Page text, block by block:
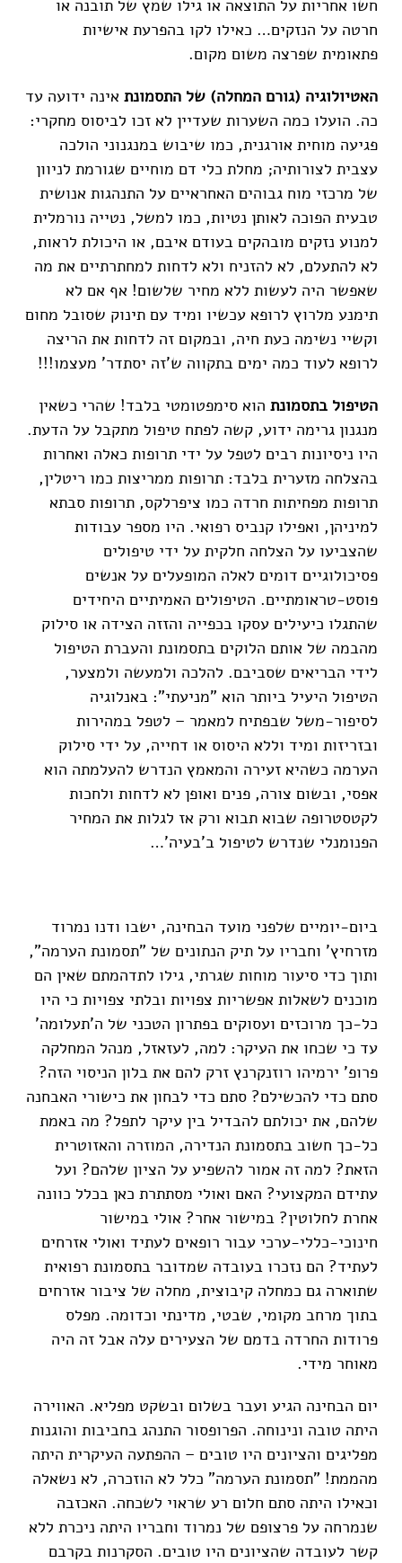
חשו אחריות על התוצאה או גילו שמץ של תובנה או
חרטה על הנזקים… כאילו לקו בהפרעת אישיות
פתאומית שפרצה משום מקום.
האטיולוגיה (גורם המחלה) של התסמונתאינה ידועה עד
כה. הועלו כמה השערות שעדיין לא זכו לביסוס מחקרי:
פגיעה מוחית אורגנית, כמו שיבוש במנגנוני הולכה
עצבית לצורותיה; מחלת כלי דם מוחיים שגורמת לניוון
של מרכזי מוח גבוהים האחראיים על התנהגות אנושית
טבעית הפוכה לאותן נטיות, כמו למשל, נטייה נורמלית
למנוע נזקים מובהקים בעודם איבם, או היכולת לראות,
לא להתעלם, לא להזניח ולא לדחות למחתרתיים את מה
שאפשר היה לעשות ללא מחיר שלשום! אף אם לא
תימנע מלרוץ לרופא עכשיו ומיד עם תינוק שסובל מחום
וקשיי נשימה כעת חיה, ובמקום זה לדחות את הריצה
לרופא לעוד כמה ימים בתקווה ש'זה יסתדר' מעצמו!!!
הטיפול בתסמונת הוא סימפטומטי בלבד! שהרי כשאין
מנגנון גרימה ידוע, קשה לפתח טיפול מתקבל על הדעת.
היו ניסיונות רבים לטפל על ידי תרופות כאלה ואחרות
בהצלחה מזערית בלבד: תרופות ממריצות כמו ריטלין,
תרופות מפחיתות חרדה כמו ציפרלקס, תרופות סבתא
למיניהן, ואפילו קנביס רפואי. היו מספר עבודות
שהצביעו על הצלחה חלקית על ידי טיפולים
פסיכולוגיים דומים לאלה המופעלים על אנשים
פוסט-טראומתיים. הטיפולים האמיתיים היחידים
שהתגלו כיעילים עסקו בכפייה והזזה הצידה או סילוק
מהבמה של אותם הלוקים בתסמונת והעברת הטיפול
לידי הבריאים שסביבם. להלכה ולמעשה ולמצער,
הטיפול היעיל ביותר הוא "מניעתי": באנלוגיה
לסיפור-משל שבפתיח למאמר – לטפל במהירות
ובזריזות ומיד וללא היסוס או דחייה, על ידי סילוק
הערמה כשהיא זעירה והמאמץ הנדרש להעלמתה הוא
אפסי, ובשום צורה, פנים ואופן לא לדחות ולחכות
לקטסטרופה שבוא תבוא ורק אז לגלות את המחיר
הפנומנלי שנדרש לטיפול ב'בעיה'…
ביום-יומיים שלפני מועד הבחינה, ישבו ודנו נמרוד
מזרחיץ' וחבריו על תיק הנתונים של "תסמונת הערמה",
ותוך כדי סיעור מוחות שגרתי, גילו לתדהמתם שאין הם
מוכנים לשאלות אפשריות צפויות ובלתי צפויות כי היו
כל-כך מרוכזים ועסוקים בפתרון הטכני של ה'תעלומה'
עד כי שכחו את העיקר: למה, לעזאזל, מנהל המחלקה
פרופ' ירמיהו רוזנקרנץ זרק להם את בלון הניסוי הזה?
סתם כדי להכשילם? סתם כדי לבחון את כישורי האבחנה
שלהם, את יכולתם להבדיל בין עיקר לתפל? מה באמת
כל-כך חשוב בתסמונת הנדירה, המוזרה והאזוטרית
הזאת? למה זה אמור להשפיע על הציון שלהם? ועל
עתידם המקצועי? האם ואולי מסתתרת כאן בכלל כוונה
אחרת לחלוטין? במישור אחר? אולי במישור
חינוכי-כללי-ערכי עבור רופאים לעתיד ואולי אזרחים
לעתיד? הם נזכרו בעובדה שמדובר בתסמונת רפואית
שתוארה גם כמחלה קיבוצית, מחלה של ציבור אזרחים
בתוך מרחב מקומי, שבטי, מדינתי וכדומה. מפלס
פרודות החרדה בדמם של הצעירים עלה אבל זה היה
מאוחר מידי.
יום הבחינה הגיע ועבר בשלום ובשקט מפליא. האווירה
היתה טובה ונינוחה. הפרופסור התנהג בחביבות והוגנות
מפליגים והציונים היו טובים – ההפתעה העיקרית היתה
מהממת! "תסמונת הערמה" כלל לא הוזכרה, לא נשאלה
וכאילו היתה סתם חלום רע שראוי לשכחה. האכזבה
שנמרחה על פרצופם של נמרוד וחבריו היתה ניכרת ללא
קשר לעובדה שהציונים היו טובים. הסקרנות בקרבם